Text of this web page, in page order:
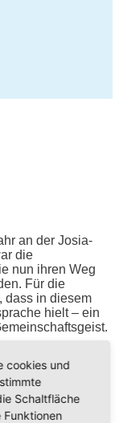
an der Josia-
die
nun ihren Weg
Für die
dass in diesem
hielt – ein
gesegnetes
unsere Schule
blicken
Schuljahr.
cookies und
Schaltfläche
Funktionen